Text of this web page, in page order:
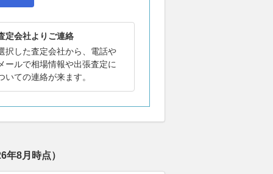
定会社よりご連絡
択した査定会社から、電話や
ールで相場情報や出張査定に
いての連絡が来ます。
年8月 時点）